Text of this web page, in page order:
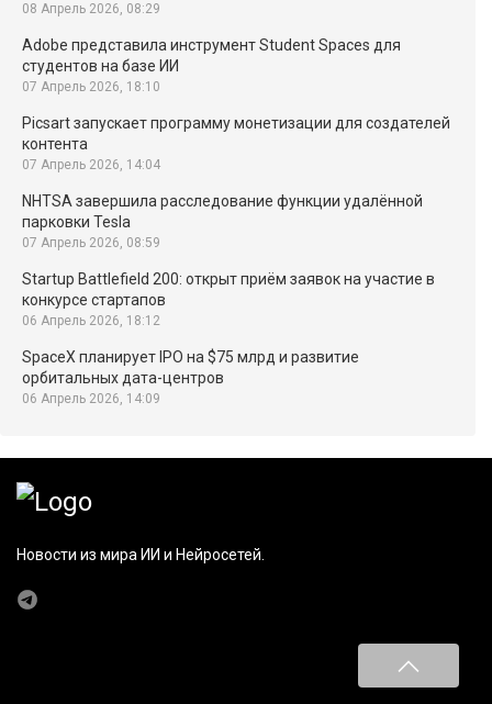
08 Апрель 2026, 08:29
Adobe представила инструмент Student Spaces для
студентов на базе ИИ
07 Апрель 2026, 18:10
Picsart запускает программу монетизации для создателей
контента
07 Апрель 2026, 14:04
NHTSA завершила расследование функции удалённой
парковки Tesla
07 Апрель 2026, 08:59
Startup Battlefield 200: открыт приём заявок на участие в
конкурсе стартапов
06 Апрель 2026, 18:12
SpaceX планирует IPO на $75 млрд и развитие
орбитальных дата-центров
06 Апрель 2026, 14:09
Новости из мира ИИ и Нейросетей.